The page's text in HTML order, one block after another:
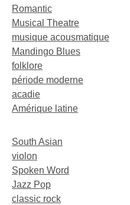
Romantic
Musical Theatre
musique acousmatique
Mandingo Blues
folklore
période moderne
acadie
Amérique latine
South Asian
violon
Spoken Word
Jazz Pop
classic rock